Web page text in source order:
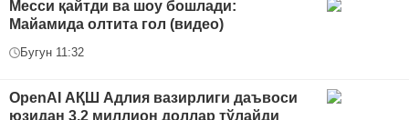
Месси қайтди ва шоу бошлади:
Майамида олтита гол (видео)
Бугун 11:32
OpenAI АҚШ Адлия вазирлиги даъвоси
юзидан 3,2 миллион доллар тўлайди